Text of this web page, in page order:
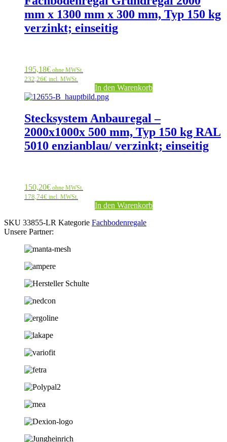
mm x 1300 mm x 300 mm, Typ 150 kg
verzinkt; einseitig
195,18€ ohne MWSt.
232,26€ incl. MWSt.
In den Warenkorb
Stecksystem Anbauregal –
2000x1000x 500 mm, Typ 150 kg RAL
5010 enzianblau/ verzinkt; einseitig
150,20€ ohne MWSt.
178,74€ incl. MWSt.
In den Warenkorb
SKU 33855-LR Kategorie Fachbodenregale
Unsere Partner: